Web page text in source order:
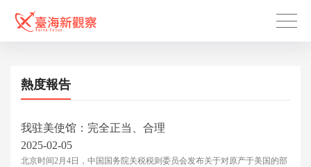
熱度報告
我驻美使馆：完全正当、合理
2025-02-05
北京时间2月4日，中国国务院关税税则委员会发布关于对原产于美国的部